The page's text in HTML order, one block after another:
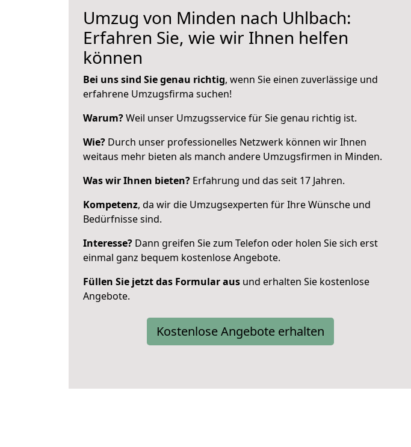
Umzug von Minden nach Uhlbach:
Erfahren Sie, wie wir Ihnen helfen
können
Bei uns sind Sie genau richtig, wenn Sie einen zuverlässige und
erfahrene Umzugsfirma suchen!
Warum?Weil unser Umzugsservice für Sie genau richtig ist.
Wie? Durch unser professionelles Netzwerk können wir Ihnen
weitaus mehr bieten als manch andere Umzugsfirmen in Minden.
Was wir Ihnen bieten? Erfahrung und das seit 17 Jahren.
Kompetenz, da wir die Umzugsexperten für Ihre Wünsche und
Bedürfnisse sind.
Interesse? Dann greifen Sie zum Telefon oder holen Sie sich erst
einmal ganz bequem kostenlose Angebote.
Füllen Sie jetzt das Formular aus und erhalten Sie kostenlose
Angebote.
Kostenlose Angebote erhalten